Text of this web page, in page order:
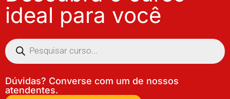
ideal para você
Dúvidas? Converse com um de nossos
atendentes.